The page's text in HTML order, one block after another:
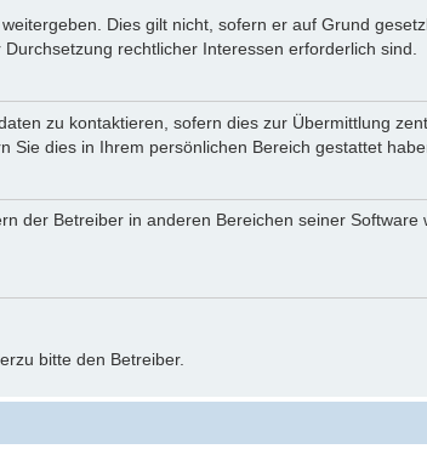
Dies gilt nicht, sofern er auf Grund
rechtlicher Interessen erforderlich sind.
zu kontaktieren, sofern dies zur Übermittlung
dies in Ihrem persönlichen Bereich gestattet
der Betreiber in anderen Bereichen seiner
bitte den Betreiber.